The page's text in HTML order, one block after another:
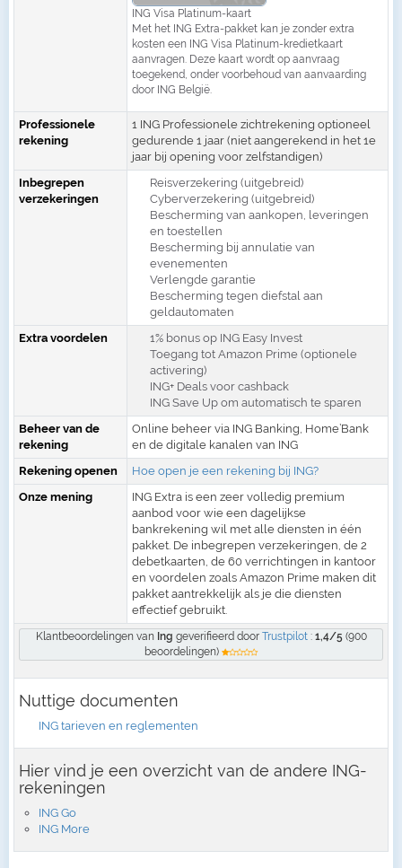
ING Visa Platinum-kaart
Met het ING Extra-pakket kan je zonder extra
kosten een ING Visa Platinum-kredietkaart
aanvragen. Deze kaart wordt op aanvraag
toegekend, onder voorbehoud van aanvaarding
door ING België.
Professionele
rekening
1 ING Professionele zichtrekening optioneel
gedurende 1 jaar (niet aangerekend in het 1e
jaar bij opening voor zelfstandigen)
Inbegrepen
verzekeringen
Reisverzekering (uitgebreid)
Cyberverzekering (uitgebreid)
Bescherming van aankopen, leveringen
en toestellen
Bescherming bij annulatie van
evenementen
Verlengde garantie
Bescherming tegen diefstal aan
geldautomaten
Extra voordelen
1% bonus op ING Easy Invest
Toegang tot Amazon Prime (optionele
activering)
ING+ Deals voor cashback
ING Save Up om automatisch te sparen
Beheer van de
rekening
Online beheer via ING Banking, Home’Bank
en de digitale kanalen van ING
Rekening openen
Hoe open je een rekening bij ING?
Onze mening
ING Extra is een zeer volledig premium
aanbod voor wie een dagelijkse
bankrekening wil met alle diensten in één
pakket. De inbegrepen verzekeringen, de 2
debetkaarten, de 60 verrichtingen in kantoor
en voordelen zoals Amazon Prime maken dit
pakket aantrekkelijk als je die diensten
effectief gebruikt.
Klantbeoordelingen van Ing geverifieerd door Trustpilot: 1,4/5(900
beoordelingen)
Nuttige documenten
ING tarieven en reglementen
Hier vind je een overzicht van de andere ING-
rekeningen
ING Go
ING More